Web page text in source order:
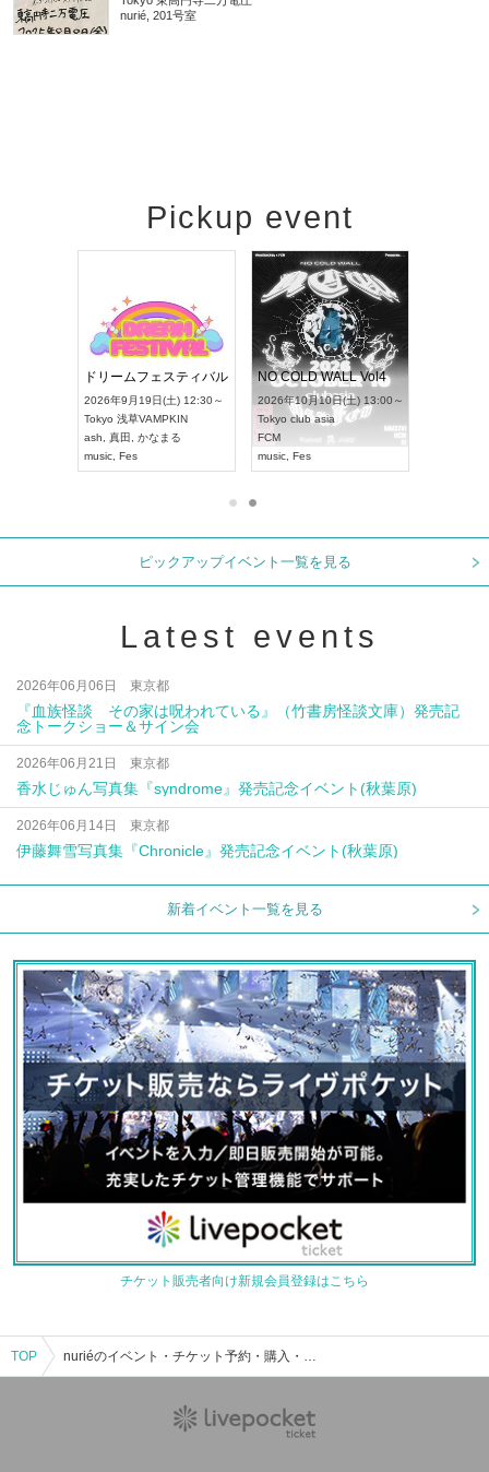
nurié, 201号室
Pickup event
ドリームフェスティバル
2026年9月19日(土) 12:30～
Tokyo 浅草VAMPKIN
ash
真田
かなまる
music Fes
NO COLD WALL Vol4
2026年10月10日(土) 13:00～
Tokyo club asia
FCM
music Fes
ピックアップイベント一覧を見る
Latest events
2026年06月06日 東京都
『血族怪談 その家は呪われている』（竹書房怪談文庫）発売記
念トークショー＆サイン会
2026年06月21日 東京都
香水じゅん写真集『syndrome』発売記念イベント(秋葉原)
2026年06月14日 東京都
伊藤舞雪写真集『Chronicle』発売記念イベント(秋葉原)
新着イベント一覧を見る
チケット販売者向け新規会員登録はこちら
TOP nuriéのイベント・チケット予約・購入・販売情報一覧